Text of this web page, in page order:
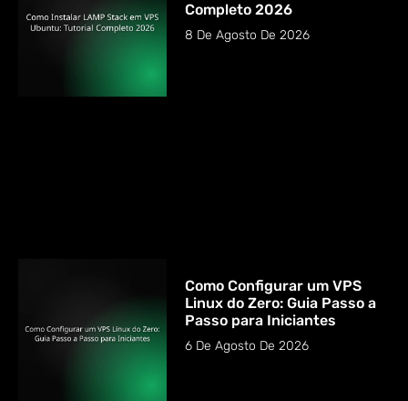
Completo 2026
8 De Agosto De 2026
Como Configurar um VPS
Linux do Zero: Guia Passo a
Passo para Iniciantes
6 De Agosto De 2026